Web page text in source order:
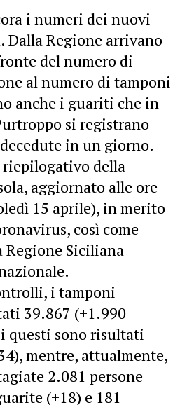
i numeri dei nuovi
Regione arrivano
del numero di
al numero di tamponi
anche i guariti che in
si registrano
in un giorno.
della
aggiornato alle ore
15 aprile), in merito
così come
Regione Siciliana
i tamponi
39.867 (+1.990
questi sono risultati
mentre, attualmente,
2.081 persone
(+18) e 181